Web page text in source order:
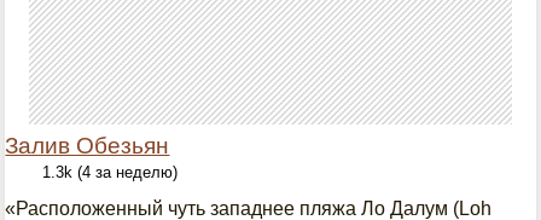
Залив Обезьян
1.3k (4 за неделю)
«Расположенный чуть западнее пляжа Ло Далум (Loh